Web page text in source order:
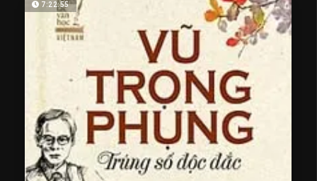
7:22:55